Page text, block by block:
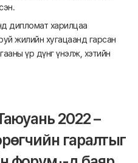
дипломат харилцаа
жилийн хугацаанд гарсан
үр дүнг үнэлж, хэтийн
2022 –
гаралтыг